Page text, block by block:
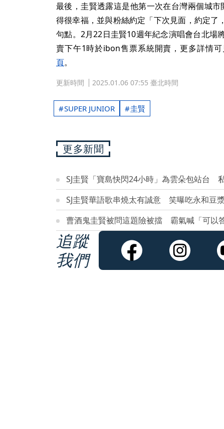
最後，圭賢透露這是他第一次在台灣兩個城
得很幸福，並與粉絲約定「下次見面，約定了
句點。2月22日圭賢10週年紀念演唱會台北場
賣下午1時於ibon售票系統開賣，更多詳情可
頁。
更新時間 2025.01.06 07:55 臺北時間
SUPER JUNIOR 圭賢
更多新聞
SJ圭賢「寶島快閃24小時」為雲朵包站台
SJ圭賢華語歌串燒太有誠意 笑曝吃永和豆
曹酒鬼圭賢被問這題險被擋 霸氣喊「可以
追蹤
我們